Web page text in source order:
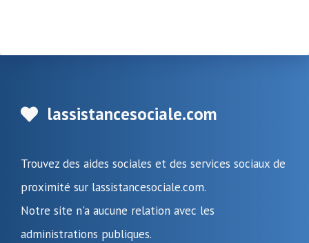
lassistancesociale.com
Trouvez des aides sociales et des services sociaux de
proximité sur lassistancesociale.com.
Notre site n'a aucune relation avec les
administrations publiques.